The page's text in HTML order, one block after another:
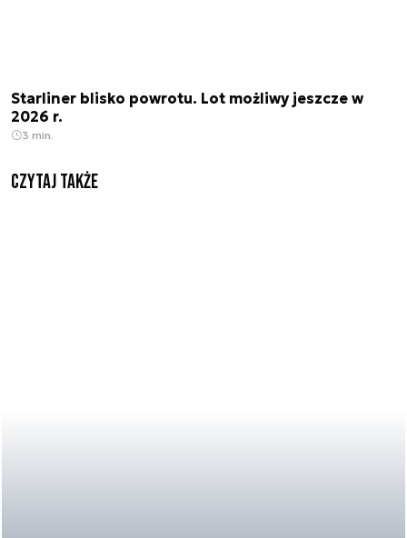
Starliner blisko powrotu. Lot możliwy jeszcze w
2026 r.
3 min.
Czytaj także